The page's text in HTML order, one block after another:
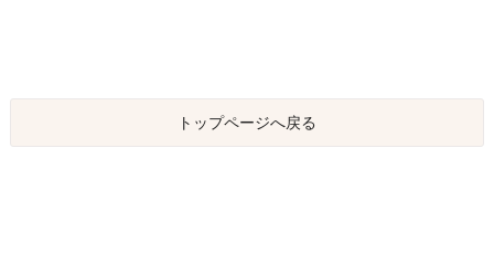
トップページへ戻る